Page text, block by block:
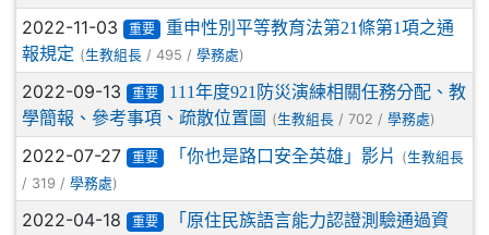
2022-11-03 重要
重申性別平等教育法第21條第1項之通
報規定 (生教組長 / 495 / 學務處)
2022-09-13 重要
111年度921防災演練相關任務分配、教
學簡報、參考事項、疏散位置圖 (生教組長 / 702 / 學務處)
2022-07-27 重要 「你也是路口安全英雄」影片 (生教組長
/ 319 / 學務處)
2022-04-18 重要
「原住民族語言能力認證測驗通過資